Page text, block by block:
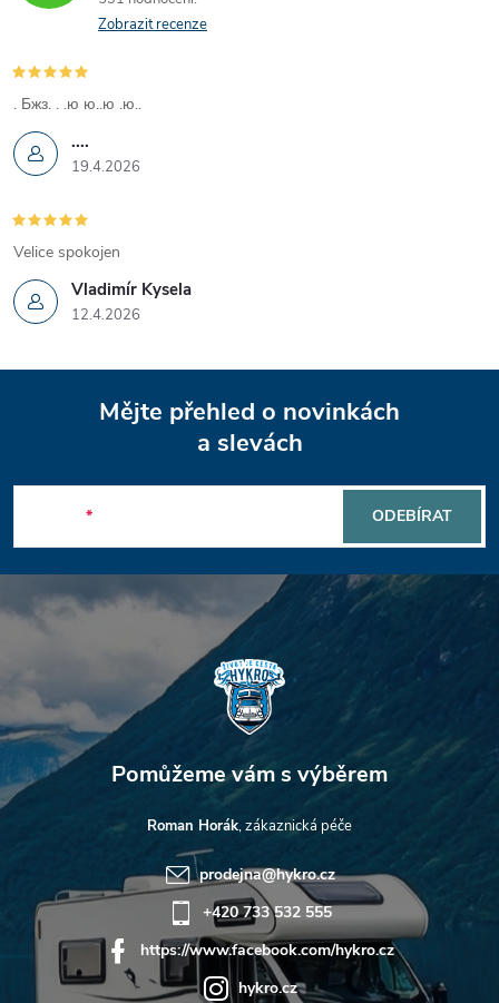
k
y
v
p
i
s
u
Zobrazit recenze
....
19.4.2026
. Бжз. . .ю ю..ю .ю..
Vladimír Kysela
12.4.2026
Velice spokojen
a
t
í
Mějte přehled o novinkách
a slevách
ODEBÍRAT
Roman Horák
prodejna@hykro.cz
+420 733 532 555
https://www.facebook.com/hykro.cz
hykro.cz